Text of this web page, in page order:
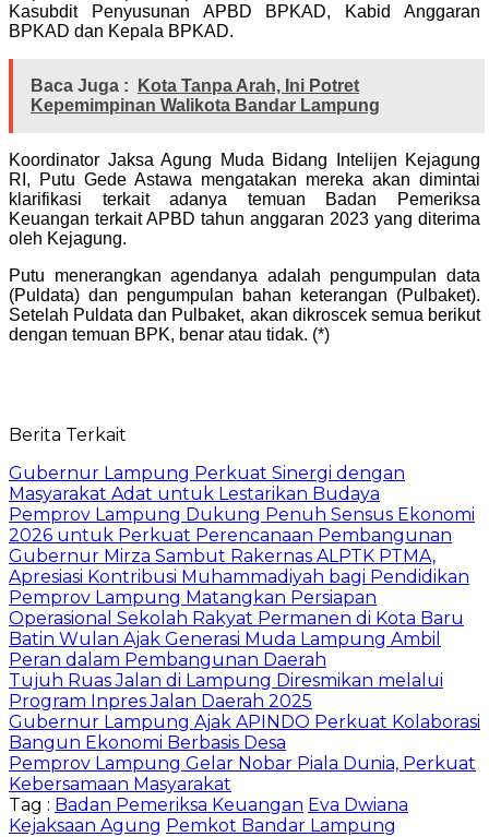
Kasubdit Penyusunan APBD BPKAD, Kabid Anggaran
BPKAD dan Kepala BPKAD.
Baca Juga :
Kota Tanpa Arah, Ini Potret
Kepemimpinan Walikota Bandar Lampung
Koordinator Jaksa Agung Muda Bidang Intelijen Kejagung
RI, Putu Gede Astawa mengatakan mereka akan dimintai
klarifikasi terkait adanya temuan Badan Pemeriksa
Keuangan terkait APBD tahun anggaran 2023 yang diterima
oleh Kejagung.
Putu menerangkan agendanya adalah pengumpulan data
(Puldata) dan pengumpulan bahan keterangan (Pulbaket).
Setelah Puldata dan Pulbaket, akan dikroscek semua berikut
dengan temuan BPK, benar atau tidak. (*)
Berita Terkait
Gubernur Lampung Perkuat Sinergi dengan
Masyarakat Adat untuk Lestarikan Budaya
Pemprov Lampung Dukung Penuh Sensus Ekonomi
2026 untuk Perkuat Perencanaan Pembangunan
Gubernur Mirza Sambut Rakernas ALPTK PTMA,
Apresiasi Kontribusi Muhammadiyah bagi Pendidikan
Pemprov Lampung Matangkan Persiapan
Operasional Sekolah Rakyat Permanen di Kota Baru
Batin Wulan Ajak Generasi Muda Lampung Ambil
Peran dalam Pembangunan Daerah
Tujuh Ruas Jalan di Lampung Diresmikan melalui
Program Inpres Jalan Daerah 2025
Gubernur Lampung Ajak APINDO Perkuat Kolaborasi
Bangun Ekonomi Berbasis Desa
Pemprov Lampung Gelar Nobar Piala Dunia, Perkuat
Kebersamaan Masyarakat
Tag : Badan Pemeriksa Keuangan Eva Dwiana
Kejaksaan Agung Pemkot Bandar Lampung